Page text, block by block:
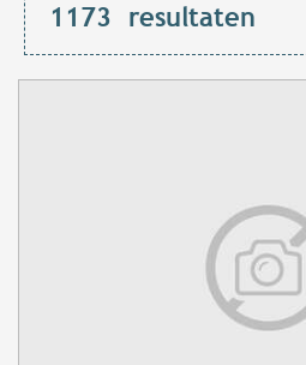
1173 resultaten